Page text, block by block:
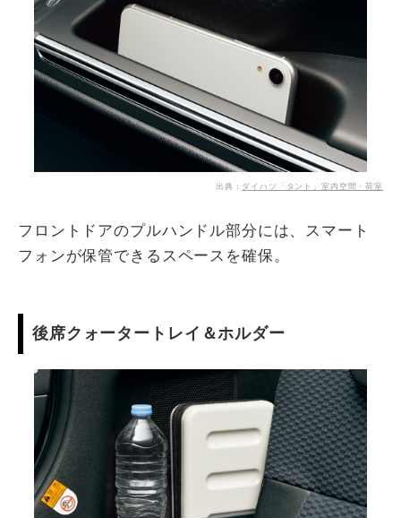
出典： ダイハツ「タント」室内空間・荷室
フロントドアのプルハンドル部分には、スマート
フォンが保管できるスペースを確保。
後席クォータートレイ＆ホルダー